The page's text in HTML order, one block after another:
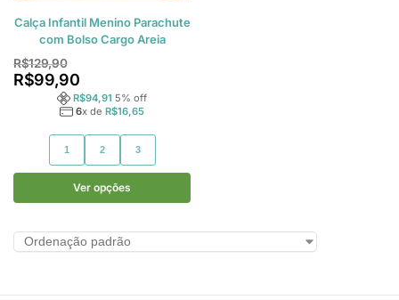
Calça Infantil Menino Parachute
com Bolso Cargo Areia
R$129,90
R$99,90
R$94,91 5% off
6x de R$16,65
1 2 3
Ver opções